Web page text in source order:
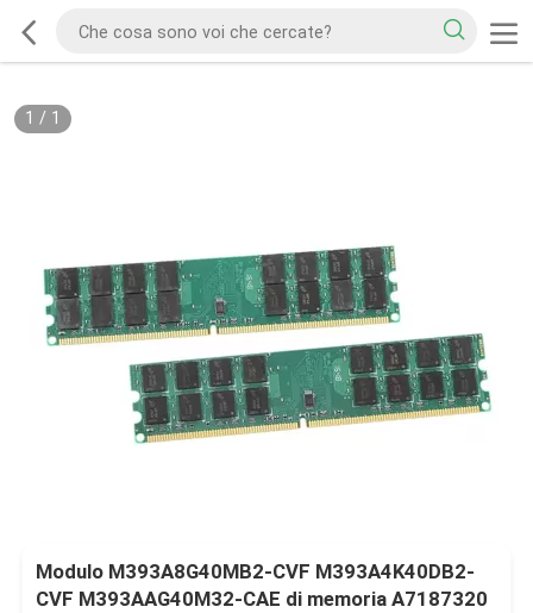
1 / 1
Modulo M393A8G40MB2-CVF M393A4K40DB2-
CVF M393AAG40M32-CAE di memoria A7187320